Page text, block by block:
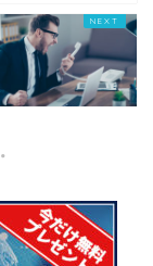
Twitter
方へ